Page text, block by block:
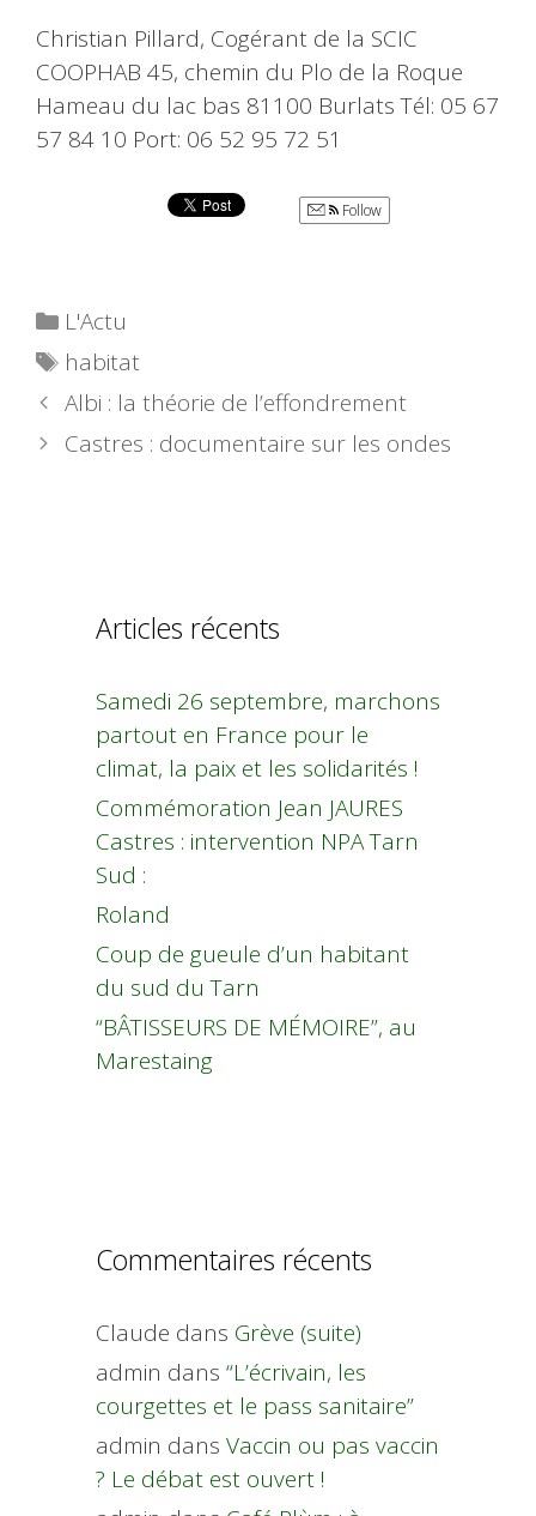
Christian Pillard, Cogérant de la SCIC
COOPHAB 45, chemin du Plo de la Roque
Hameau du lac bas 81100 Burlats Tél: 05 67
57 84 10 Port: 06 52 95 72 51
Follow
Catégories
L'Actu
Étiquettes
habitat
Albi : la théorie de l’effondrement
Castres : documentaire sur les ondes
Articles récents
Samedi 26 septembre, marchons
partout en France pour le
climat, la paix et les solidarités !
Commémoration Jean JAURES
Castres : intervention NPA Tarn
Sud :
Roland
Coup de gueule d’un habitant
du sud du Tarn
“BÂTISSEURS DE MÉMOIRE”, au
Marestaing
Commentaires récents
Claude dans Grève (suite)
admin dans “L’écrivain, les
courgettes et le pass sanitaire”
admin dans Vaccin ou pas vaccin
? Le débat est ouvert !